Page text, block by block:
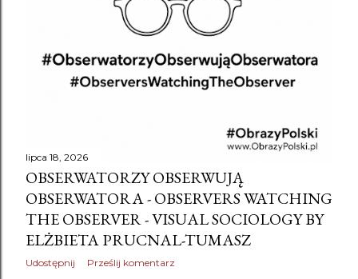
lipca 18, 2026
OBSERWATORZY OBSERWUJĄ
OBSERWATORA - OBSERVERS WATCHING
THE OBSERVER - VISUAL SOCIOLOGY BY
ELŻBIETA PRUCNAL-TUMASZ
Udostępnij Prześlij komentarz